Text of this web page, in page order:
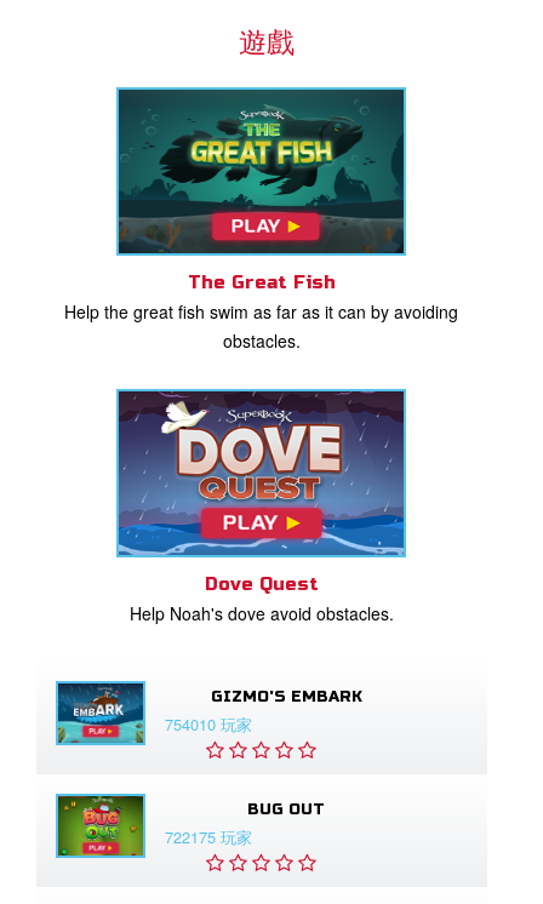
遊戲
The Great Fish
Help the great fish swim as far as it can by avoiding
obstacles.
Dove Quest
Help Noah's dove avoid obstacles.
GIZMO'S EMBARK
754010 玩家
BUG OUT
722175 玩家